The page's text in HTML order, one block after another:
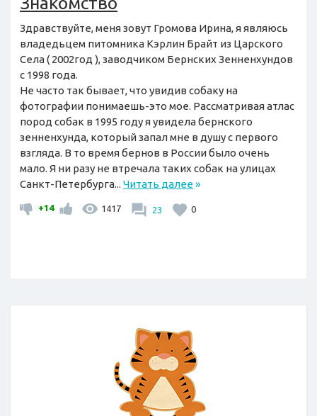
Здравствуйте, меня зовут Громова Ирина, я являюсь
владедьцем питомника Кэрлин Брайт из Царского
Села ( 2002год ), заводчиком Бернских Зенненхундов
с 1998 года.
Не часто так бывает, что увидив собаку на
фотографии понимаешь-это мое. Рассматривая атлас
пород собак в 1995 году я увидела бернского
зенненхунда, который запал мне в душу с первого
взгляда. В то время бернов в России было очень
мало. Я ни разу не втречала таких собак на улицах
Санкт-Петербурга... Читать далее»
+14 1417 23 0